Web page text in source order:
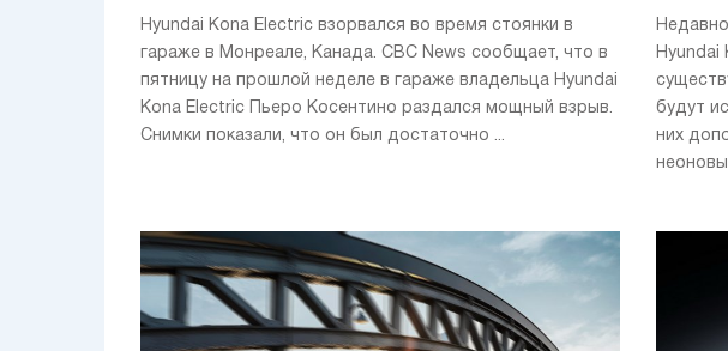
Hyundai Kona Electric взорвался во время стоянки в
гараже в Монреале, Канада. CBC News сообщает, что в
пятницу на прошлой неделе в гараже владельца Hyundai
Kona Electric Пьеро Косентино раздался мощный взрыв.
Снимки показали, что он был достаточно ...
Hyundai
будут
них